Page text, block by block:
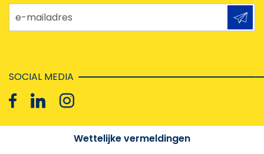
e-mailadres
SOCIAL MEDIA
Wettelijke vermeldingen